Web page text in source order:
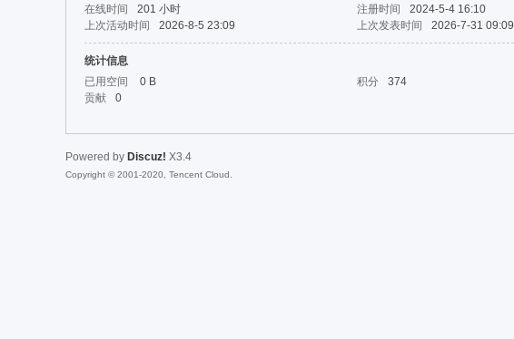
|Ja
在线时间
201 小时 注册时间 2024-5-4 16:10
上次活动时间
2026-8-5 23:09 上次发表时间 2026-7-31 09:09
统计信息
已用空间
0 B 积分 374
贡献
0
Powered by Discuz! X3.4
Copyright © 2001-2020, Tencent Cloud.